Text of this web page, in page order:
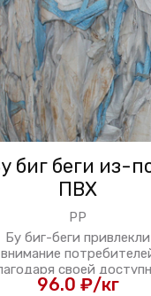
биг беги из-
ПВХ
PP
Бу биг-беги привлекли
внимание
своей
цене ...
96.0 ₽/кг